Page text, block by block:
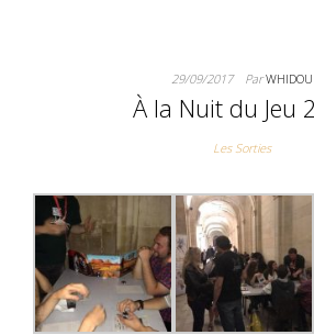
29/09/2017 ParWHIDOU
À la Nuit du Jeu
Les Sorties